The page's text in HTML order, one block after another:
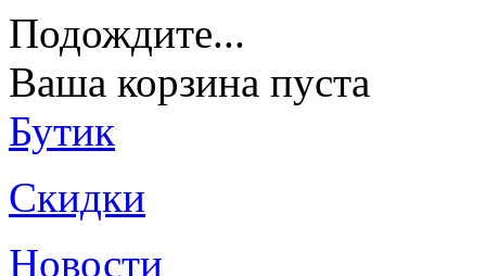
Подождите...
Ваша корзина пуста
Бутик
Скидки
Новости